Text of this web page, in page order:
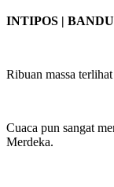
INTIPOS |
Ribuan massa
Cuaca pun sangat
Merdeka.